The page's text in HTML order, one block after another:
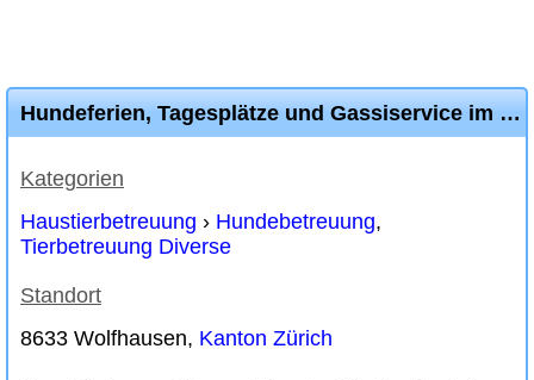
Hundeferien, Tagesplätze und Gassiservice im ZH-Oberland
Kategorien
Haustierbetreuung › Hundebetreuung,
Tierbetreuung Diverse
Standort
8633 Wolfhausen, Kanton Zürich